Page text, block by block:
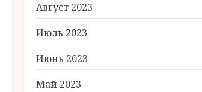
Август 2023
Июль 2023
Июнь 2023
Май 2023